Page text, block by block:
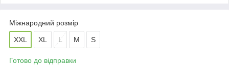
Міжнародний розмір
XXL XL L M S
Готово до відправки